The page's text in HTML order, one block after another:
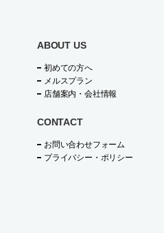
ABOUT US
初めての方へ
メルスプラン
店舗案内・会社情報
CONTACT
お問い合わせフォーム
プライバシー・ポリシー